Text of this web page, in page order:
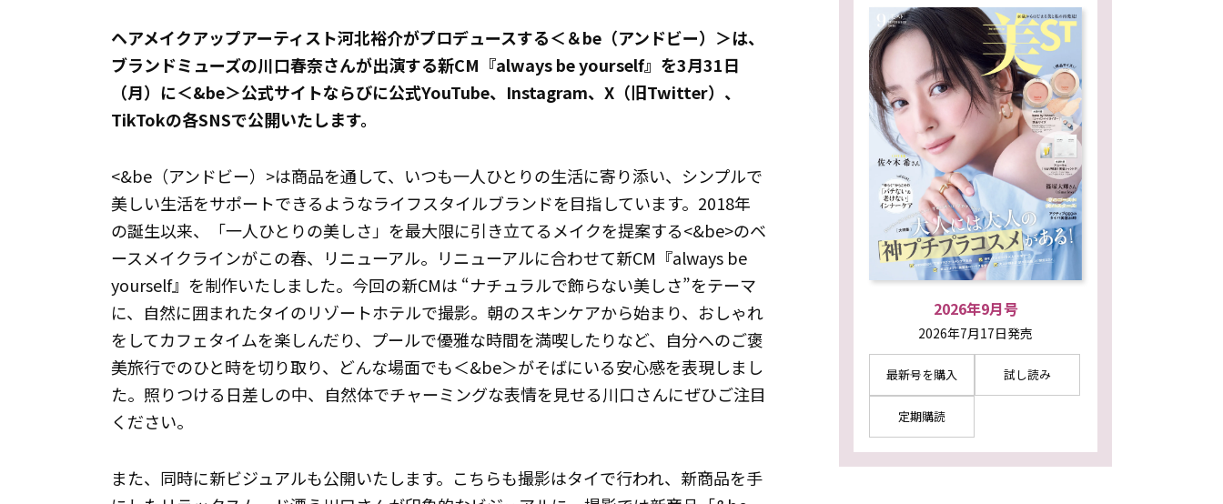
ヘアメイクアップアーティスト河北裕介がプロデュースする＜＆be（アンドビー）＞は、
ブランドミューズの川口春奈さんが出演する新CM『always be yourself』を3月31日
（月）に＜&be＞公式サイトならびに公式YouTube、Instagram、X（旧Twitter）、
TikTokの各SNSで公開いたします。
<&be（アンドビー）>は商品を通して、いつも一人ひとりの生活に寄り添い、シンプルで
美しい生活をサポートできるようなライフスタイルブランドを目指しています。2018年
の誕生以来、「一人ひとりの美しさ」を最大限に引き立てるメイクを提案する<&be>のベ
ースメイクラインがこの春、リニューアル。リニューアルに合わせて新CM『always be
yourself』を制作いたしました。今回の新CMは “ナチュラルで飾らない美しさ”をテーマ
に、自然に囲まれたタイのリゾートホテルで撮影。朝のスキンケアから始まり、おしゃれ
をしてカフェタイムを楽しんだり、プールで優雅な時間を満喫したりなど、自分へのご褒
美旅行でのひと時を切り取り、どんな場面でも＜&be＞がそばにいる安心感を表現しまし
た。照りつける日差しの中、自然体でチャーミングな表情を見せる川口さんにぜひご注目
ください。
また、同時に新ビジュアルも公開いたします。こちらも撮影はタイで行われ、新商品を手
2026年9月号
2026年7月17日発売
最新号を購入 試し読み
定期購読